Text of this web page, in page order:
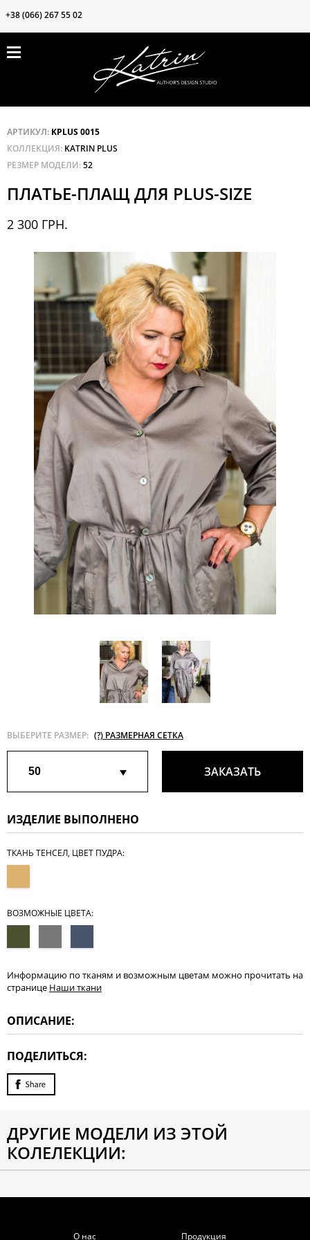
+38 (066) 267 55 02
ВОЗМОЖНОСТИ
О нас
Клиентам
АРТИКУЛ: KPLUS 0015
КОЛЛЕКЦИЯ: KATRIN PLUS
РЕЗМЕР МОДЕЛИ:52
ПЛАТЬЕ-ПЛАЩ ДЛЯ PLUS-SIZE
2 300 ГРН.
ВЫБЕРИТЕ РАЗМЕР: (?) РАЗМЕРНАЯ СЕТКА
50 ЗАКАЗАТЬ
ИЗДЕЛИЕ ВЫПОЛНЕНО
ТКАНЬ ТЕНСЕЛ, ЦВЕТ ПУДРА:
ВОЗМОЖНЫЕ ЦВЕТА:
Информацию по тканям и возможным цветам можно прочитать на
странице Наши ткани
ОПИСАНИЕ:
ПОДЕЛИТЬСЯ:
ДРУГИЕ МОДЕЛИ ИЗ ЭТОЙ
КОЛЕЛЕКЦИИ:
О нас Продукция